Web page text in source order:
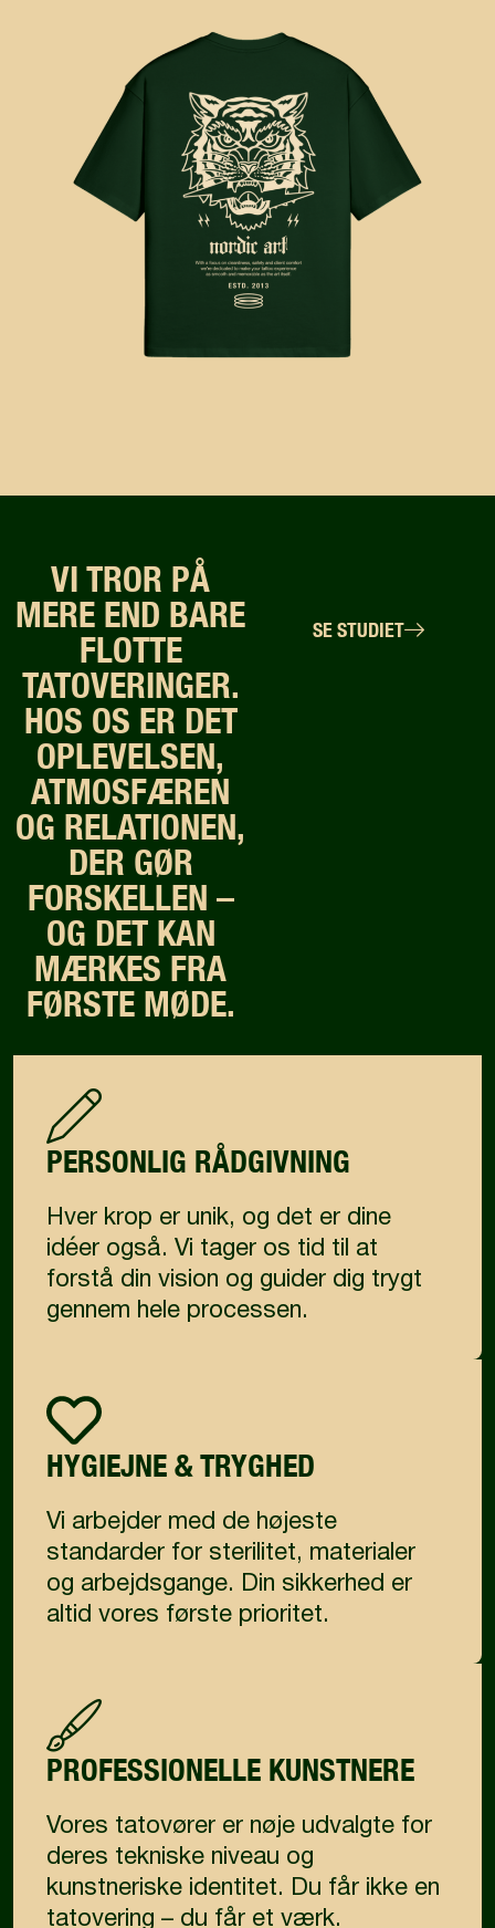
VI TROR PÅ
MERE END BARE
FLOTTE
TATOVERINGER.
HOS OS ER DET
OPLEVELSEN,
ATMOSFÆREN
OG RELATIONEN,
DER GØR
FORSKELLEN –
OG DET KAN
MÆRKES FRA
FØRSTE MØDE.
SE STUDIET
PERSONLIG RÅDGIVNING
Hver krop er unik, og det er dine
idéer også. Vi tager os tid til at
forstå din vision og guider dig trygt
gennem hele processen.
HYGIEJNE & TRYGHED
Vi arbejder med de højeste
standarder for sterilitet, materialer
og arbejdsgange. Din sikkerhed er
altid vores første prioritet.
PROFESSIONELLE KUNSTNERE
Vores tatovører er nøje udvalgte for
deres tekniske niveau og
kunstneriske identitet. Du får ikke en
tatovering – du får et værk.